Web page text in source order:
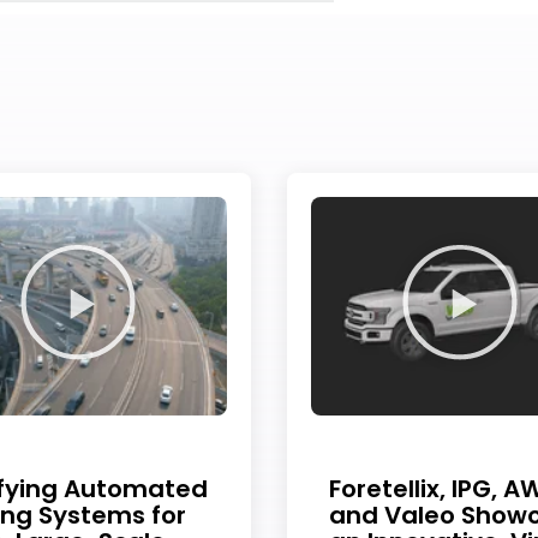
Automated
Systems for
Foretellix, IPG,
and Valeo
欢迎订阅我们的新闻邮件